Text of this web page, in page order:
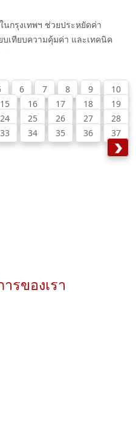
นกรุงเทพฯ ช่วยประหยัดค่า
เทียบความคุ้มค่า และเทคนิค
ล์คุณ
6 7 8 9
10
15 16 17 18
19
24 25 26 27
28
33 34 35 36 37
รของเรา